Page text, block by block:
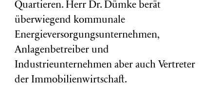
Quartieren. Herr Dr. Dümke berät
überwiegend kommunale
Energieversorgungsunternehmen,
Anlagenbetreiber und
Industrieunternehmen aber auch Vertreter
der Immobilienwirtschaft.